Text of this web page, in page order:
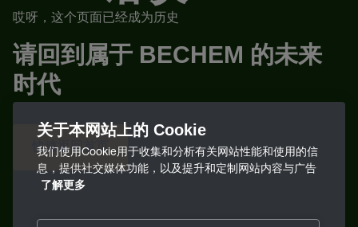
哎呀，这个页面已经成为历史
请回到属于 BECHEM 的未来
时代
快速返回首页
关于本网站上的 Cookie
我们使用Cookie用于收集和分析有关网站性能和使用的信
息，提供社交媒体功能，以及提升和定制网站内容与广告
了解更多